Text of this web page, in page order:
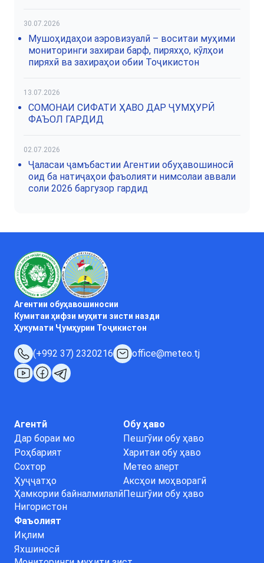
30.07.2026
Мушоҳидаҳои аэровизуалӣ – воситаи муҳими
мониторинги захираи барф, пиряхҳо, кӯлҳои
пиряхӣ ва захираҳои обии Тоҷикистон
13.07.2026
СОМОНАИ СИФАТИ ҲАВО ДАР ҶУМҲУРӢ
ФАЪОЛ ГАРДИД
02.07.2026
Ҷаласаи ҷамъбастии Агентии обуҳавошиносӣ
оид ба натиҷаҳои фаъолияти нимсолаи аввали
соли 2026 баргузор гардид
Агентии обуҳавошиносии
Кумитаи ҳифзи муҳити зисти назди
Ҳукумати Ҷумҳурии Тоҷикистон
(+992 37) 2320216 office@meteo.tj
Агентӣ
Дар бораи мо
Роҳбарият
Сохтор
Ҳуҷҷатҳо
Ҳамкории байналмилалӣ
Нигористон
Обу ҳаво
Пешгӯии обу ҳаво
Харитаи обу ҳаво
Метео алерт
Аксҳои моҳворагӣ
Пешгӯии обу ҳаво
Фаъолият
Иқлим
Яхшиносӣ